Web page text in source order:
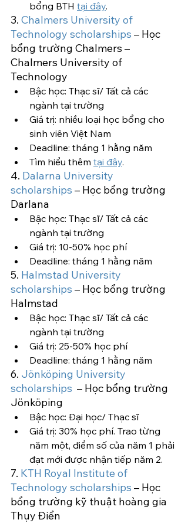
bổng BTH tại đây.
3. Chalmers University of
Technology scholarships – Học
bổng trường Chalmers –
Chalmers University of
Technology
Bậc học: Thạc sĩ/ Tất cả các
ngành tại trường
Giá trị: nhiều loại học bổng cho
sinh viên Việt Nam
Deadline: tháng 1 hằng năm
Tìm hiểu thêm tại đây.
4. Dalarna University
scholarships – Học bổng trường
Darlana
Bậc học: Thạc sĩ/ Tất cả các
ngành tại trường
Giá trị: 10-50% học phí
Deadline: tháng 1 hằng năm
5. Halmstad University
scholarships – Học bổng trường
Halmstad
Bậc học: Thạc sĩ/ Tất cả các
ngành tại trường
Giá trị: 25-50% học phí
Deadline: tháng 1 hằng năm
6. Jönköping University
scholarships – Học bổng trường
Jönköping
Bậc học: Đại học/ Thạc sĩ
Giá trị: 30% học phí. Trao từng
năm một, điểm số của năm 1 phải
đạt mới được nhận tiếp năm 2.
7. KTH Royal Institute of
Technology scholarships – Học
bổng trường kỹ thuật hoàng gia
Thụy Điển